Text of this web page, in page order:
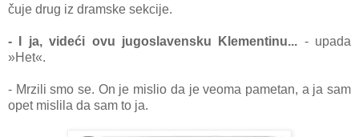
čuje drug iz dramske sekcije.
- I ja, videći ovu jugoslavensku Klementinu... - upada
»Het«.
- Mrzili smo se. On je mislio da je veoma pametan, a ja sam
opet mislila da sam to ja.